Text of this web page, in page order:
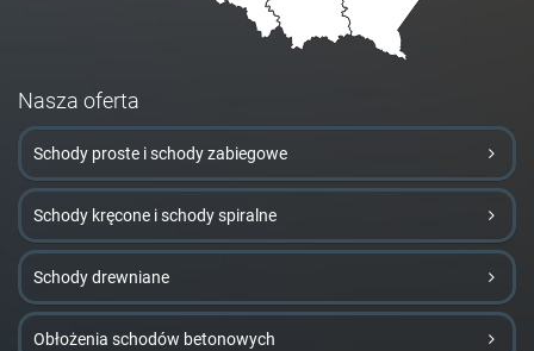
Nasza oferta
Schody proste i schody zabiegowe
Schody kręcone i schody spiralne
Schody drewniane
Obłożenia schodów betonowych